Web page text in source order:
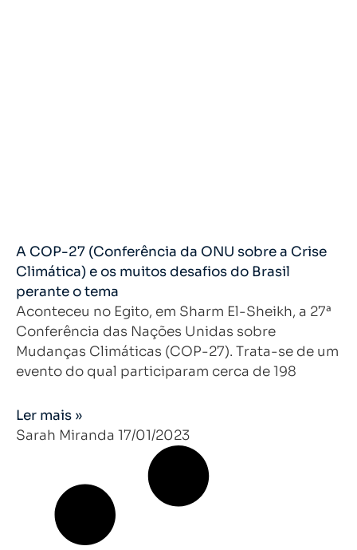
A COP-27 (Conferência da ONU sobre a Crise
Climática) e os muitos desafios do Brasil
perante o tema
Aconteceu no Egito, em Sharm El-Sheikh, a 27ª
Conferência das Nações Unidas sobre
Mudanças Climáticas (COP-27). Trata-se de um
evento do qual participaram cerca de 198
Ler mais »
Sarah Miranda 17/01/2023